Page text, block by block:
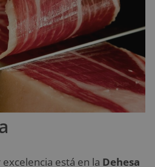
excelencia está en la Dehesa